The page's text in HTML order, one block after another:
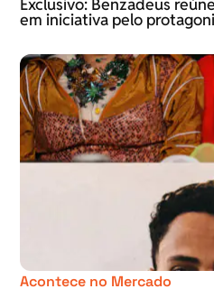
em iniciativa pelo
Acontece no Mercado